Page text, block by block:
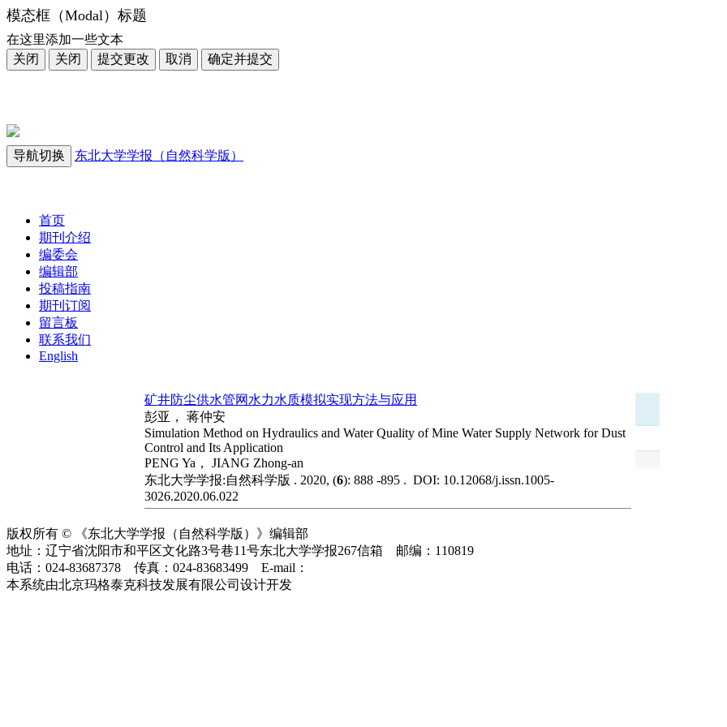
模态框（Modal）标题
在这里添加一些文本
关闭
关闭 提交更改 取消 确定并提交
导航切换 东北大学学报（自然科学版）
首页
期刊介绍
编委会
编辑部
投稿指南
期刊订阅
留言板
联系我们
English
矿井防尘供水管网水力水质模拟实现方法与应用
彭亚， 蒋仲安
Simulation Method on Hydraulics and Water Quality of Mine Water Supply Network for Dust
Control and Its Application
PENG Ya， JIANG Zhong-an
东北大学学报:自然科学版 . 2020, (6): 888 -895 . DOI: 10.12068/j.issn.1005-
3026.2020.06.022
版权所有 © 《东北大学学报（自然科学版）》编辑部
地址：辽宁省沈阳市和平区文化路3号巷11号东北大学学报267信箱 邮编：110819
电话：024-83687378 传真：024-83683499 E-mail：
本系统由北京玛格泰克科技发展有限公司设计开发